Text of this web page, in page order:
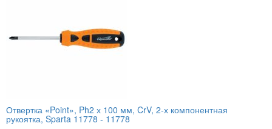
Отвертка «Point», Ph2 х 100 мм, CrV, 2-х компонентная
рукоятка, Sparta 11778 - 11778